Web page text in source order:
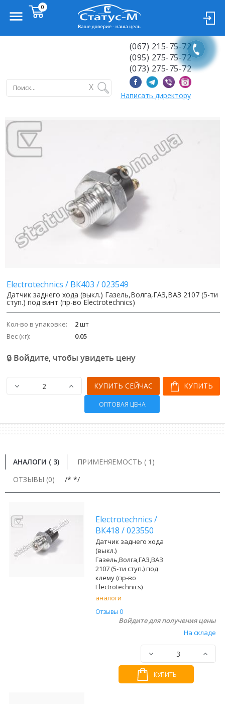
X
(067) 215-75-72
(095) 275-75-72
(073) 275-75-72
Написать директору
Previous
Image
Electrotechnics / ВК403 /023549
Датчик заднего хода (выкл.) Газель,Волга,ГАЗ,ВАЗ 2107 (5-ти
ступ.) под винт (пр-во Electrotechnics)
Кол-во в упаковке: 2шт
Вес (кг):
0.05
🔒 Войдите, чтобы увидеть цену
КУПИТЬ
КУПИТЬ СЕЙЧАС
ОПТОВАЯ ЦЕНА
АНАЛОГИ ( 3)
ПРИМЕНЯЕМОСТЬ ( 1)
ОТЗЫВЫ (0)
/* */
Electrotechnics /
ВК418 /023550
Датчик заднего хода
(выкл.)
Газель,Волга,ГАЗ,ВАЗ
2107 (5-ти ступ.) под
клему (пр-во
Electrotechnics)
аналоги
Отзывы 0
Войдите для получения цены
На складе
КУПИТЬ